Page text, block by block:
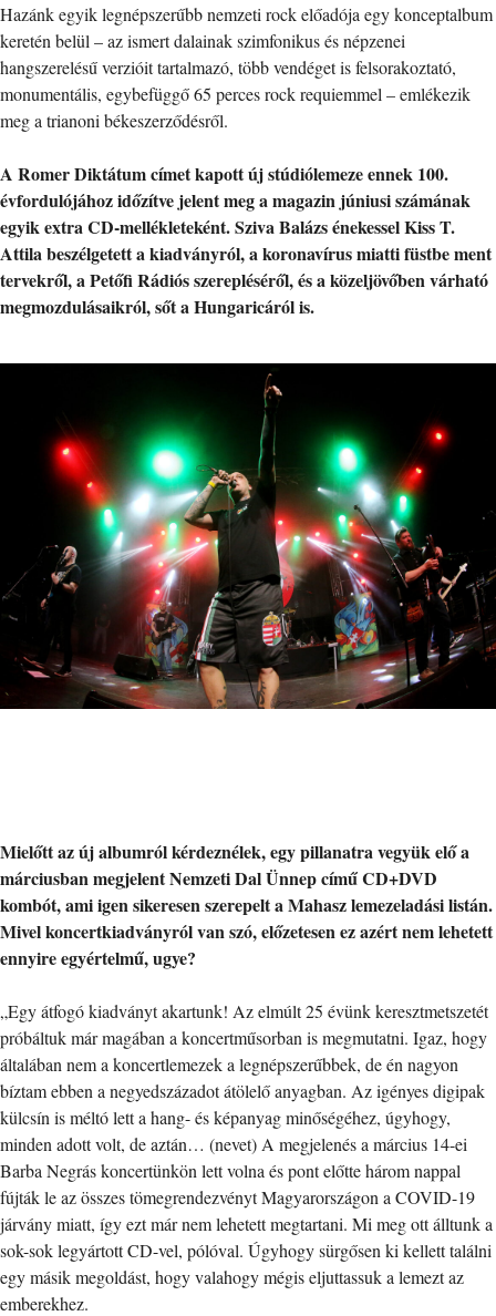
Hazánk egyik legnépszerűbb nemzeti rock előadója egy konceptalbum
keretén belül – az ismert dalainak szimfonikus és népzenei
hangszerelésű verzióit tartalmazó, több vendéget is felsorakoztató,
monumentális, egybefüggő 65 perces rock requiemmel – emlékezik
meg a trianoni békeszerződésről.
A Romer Diktátum címet kapott új stúdiólemeze ennek 100.
évfordulójához időzítve jelent meg a magazin júniusi számának
egyik extra CD-mellékleteként. Sziva Balázs énekessel Kiss T.
Attila beszélgetett a kiadványról, a koronavírus miatti füstbe ment
tervekről, a Petőfi Rádiós szerepléséről, és a közeljövőben várható
megmozdulásaikról, sőt a Hungaricáról is.
Mielőtt az új albumról kérdeznélek, egy pillanatra vegyük elő a
márciusban megjelent Nemzeti Dal Ünnep című CD+DVD
kombót, ami igen sikeresen szerepelt a Mahasz lemezeladási listán.
Mivel koncertkiadványról van szó, előzetesen ez azért nem lehetett
ennyire egyértelmű, ugye?
„Egy átfogó kiadványt akartunk! Az elmúlt 25 évünk keresztmetszetét
próbáltuk már magában a koncertműsorban is megmutatni. Igaz, hogy
általában nem a koncertlemezek a legnépszerűbbek, de én nagyon
bíztam ebben a negyedszázadot átölelő anyagban. Az igényes digipak
külcsín is méltó lett a hang- és képanyag minőségéhez, úgyhogy,
minden adott volt, de aztán… (nevet) A megjelenés a március 14-ei
Barba Negrás koncertünkön lett volna és pont előtte három nappal
fújták le az összes tömegrendezvényt Magyarországon a COVID-19
járvány miatt, így ezt már nem lehetett megtartani. Mi meg ott álltunk a
sok-sok legyártott CD-vel, pólóval. Úgyhogy sürgősen ki kellett találni
egy másik megoldást, hogy valahogy mégis eljuttassuk a lemezt az
emberekhez.